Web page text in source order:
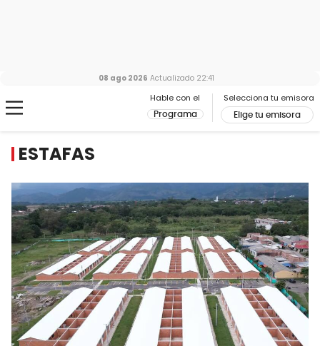
Hable con el
Programa
Selecciona tu emisora
Elige tu emisora
08 ago 2026 Actualizado 22:41
ESTAFAS